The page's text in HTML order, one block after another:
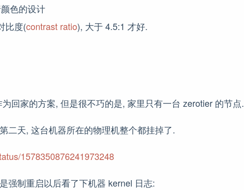
色的设计
比度(contrast ratio), 大于 4.5:1 才好.
回家的方案, 但是很不巧的是, 家里只有一台 zerotier 的节点.
二天, 这台机器所在的物理机整个都挂掉了.
1578350876241973248
强制重启以后看了下机器 kernel 日志: